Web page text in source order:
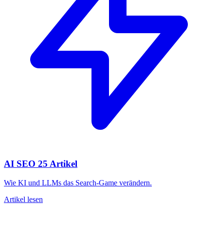
AI SEO 25 Artikel
Wie KI und LLMs das Search-Game verändern.
Artikel lesen